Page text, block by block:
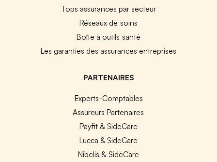
Tops assurances par secteur
Réseaux de soins
Boîte à outils santé
Les garanties des assurances entreprises
PARTENAIRES
Experts-Comptables
Assureurs Partenaires
Payfit & SideCare
Lucca & SideCare
Nibelis & SideCare